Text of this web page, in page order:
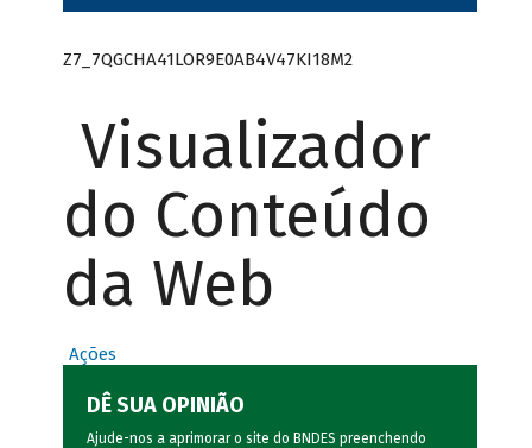
Z7_7QGCHA41LOR9E0AB4V47KI18M2
Visualizador
do Conteúdo
da Web
Ações
DÊ SUA OPINIÃO
Ajude-nos a aprimorar o site do BNDES preenchendo